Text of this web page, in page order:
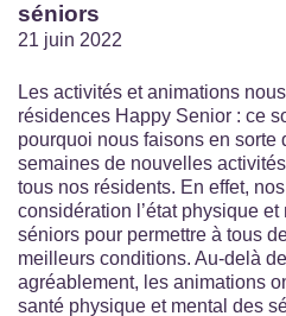
séniors
21 juin 2022
Les activités et animations
résidences Happy Senior : ce
pourquoi nous faisons en sorte
semaines de nouvelles
tous nos résidents. En effet,
considération l’état physique
séniors pour permettre à tous
meilleurs conditions. Au-delà
agréablement, les animations
santé physique et mental des